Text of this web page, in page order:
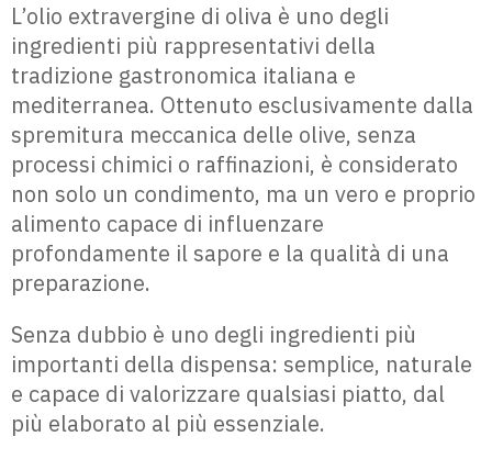
L’olio extravergine di oliva è uno degli
ingredienti più rappresentativi della
tradizione gastronomica italiana e
mediterranea. Ottenuto esclusivamente dalla
spremitura meccanica delle olive, senza
processi chimici o raffinazioni, è considerato
non solo un condimento, ma un vero e proprio
alimento capace di influenzare
profondamente il sapore e la qualità di una
preparazione.
Senza dubbio è uno degli ingredienti più
importanti della dispensa: semplice, naturale
e capace di valorizzare qualsiasi piatto, dal
più elaborato al più essenziale.